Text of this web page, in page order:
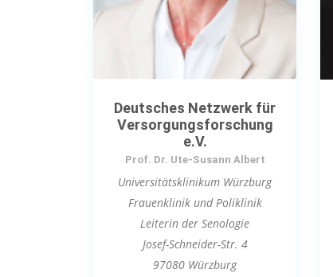
Deutsches Netzwerk für
Versorgungsforschung
e.V.
Prof. Dr. Ute-Susann Albert
Universitätsklinikum Würzburg
Frauenklinik und Poliklinik
Leiterin der Senologie
Josef-Schneider-Str. 4
97080 Würzburg